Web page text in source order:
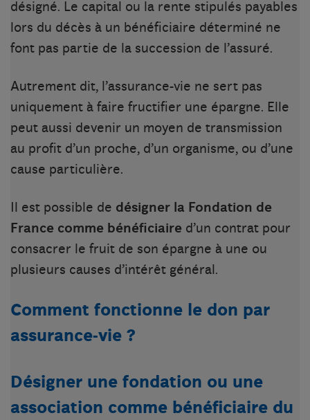
désigné. Le capital ou la rente stipulés payables
lors du décès à un bénéficiaire déterminé ne
font pas partie de la succession de l’assuré.
Autrement dit, l’assurance-vie ne sert pas
uniquement à faire fructifier une épargne. Elle
peut aussi devenir un moyen de transmission
au profit d’un proche, d’un organisme, ou d’une
cause particulière.
Il est possible de désigner la Fondation de
France comme bénéficiaire d’un contrat pour
consacrer le fruit de son épargne à une ou
plusieurs causes d’intérêt général.
Comment fonctionne le don par
assurance-vie ?
Désigner une fondation ou une
association comme bénéficiaire du